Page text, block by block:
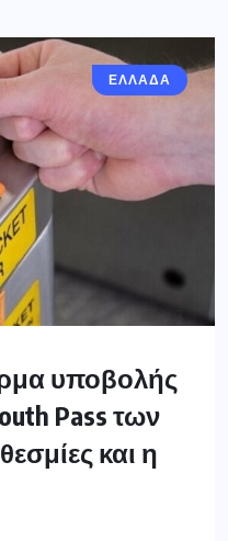
ΕΛΛΑΔΑ
υποβολής
Pass των
και η